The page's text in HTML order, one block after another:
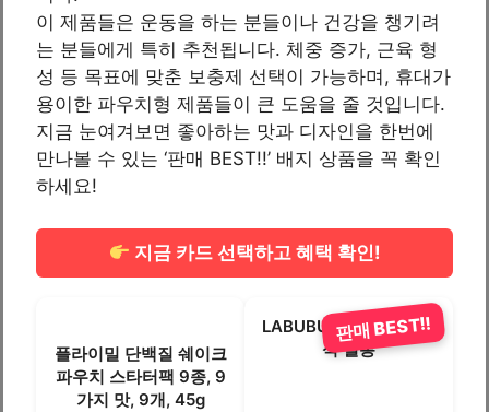
이 제품들은 운동을 하는 분들이나 건강을 챙기려
는 분들에게 특히 추천됩니다. 체중 증가, 근육 형
성 등 목표에 맞춘 보충제 선택이 가능하며, 휴대가
용이한 파우치형 제품들이 큰 도움을 줄 것입니다.
지금 눈여겨보면 좋아하는 맛과 디자인을 한번에
만나볼 수 있는 ‘판매 BEST!!’ 배지 상품을 꼭 확인
하세요!
지금 카드 선택하고 혜택 확인!
플라이밀 단백질 쉐이크
파우치 스타터팩 9종, 9
가지 맛, 9개, 45g
LABUBU 라부부 지문인
식 필통
판매 BEST!!